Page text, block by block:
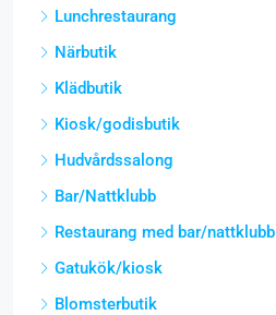
Lunchrestaurang
Närbutik
Klädbutik
Kiosk/godisbutik
Hudvårdssalong
Bar/Nattklubb
Restaurang med bar/nattklubb
Gatukök/kiosk
Blomsterbutik